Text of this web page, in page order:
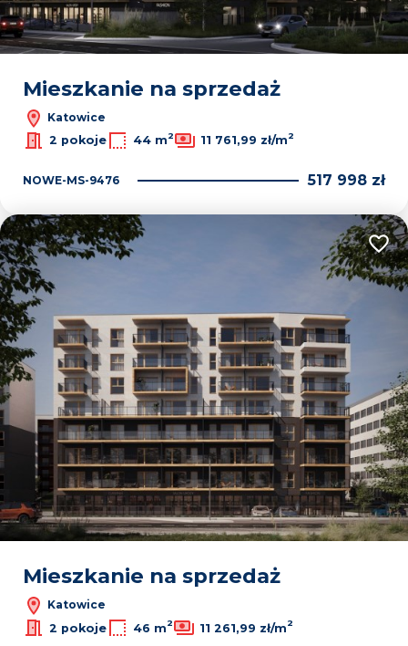
Mieszkanie na sprzedaż
Katowice
2 pokoje
44 m2 11 761,99 zł/m2
NOWE-MS-9476 517 998 zł
Mieszkanie na sprzedaż
Katowice
2 pokoje
46 m2 11 261,99 zł/m2